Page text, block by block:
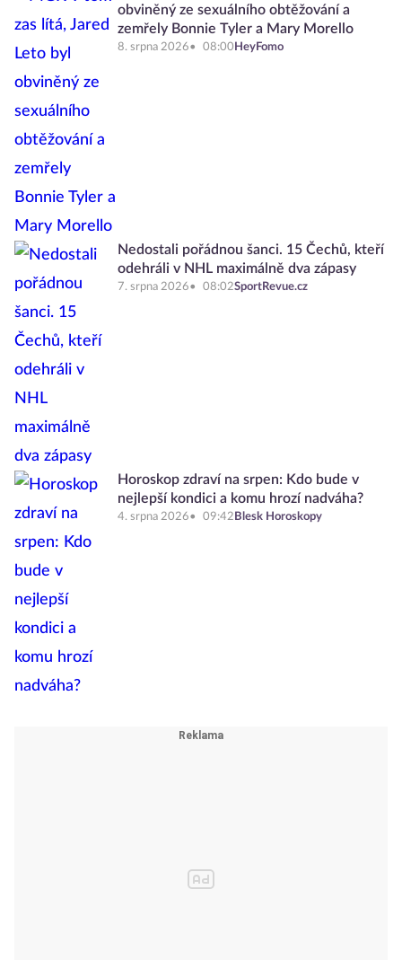
obviněný ze sexuálního obtěžování a
zemřely Bonnie Tyler a Mary Morello
8. srpna 2026 08:00 HeyFomo
Nedostali pořádnou šanci. 15 Čechů, kteří
odehráli v NHL maximálně dva zápasy
7. srpna 2026 08:02SportRevue.cz
Horoskop zdraví na srpen: Kdo bude v
nejlepší kondici a komu hrozí nadváha?
4. srpna 2026 09:42 Blesk Horoskopy